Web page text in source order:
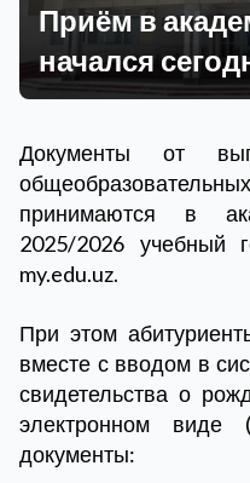
Приём в
начался
Документы от
принимаются в
2025/2026 учебный
my.edu.uz.
При этом
вместе с вводом в
свидетельства о
электронном виде
документы: